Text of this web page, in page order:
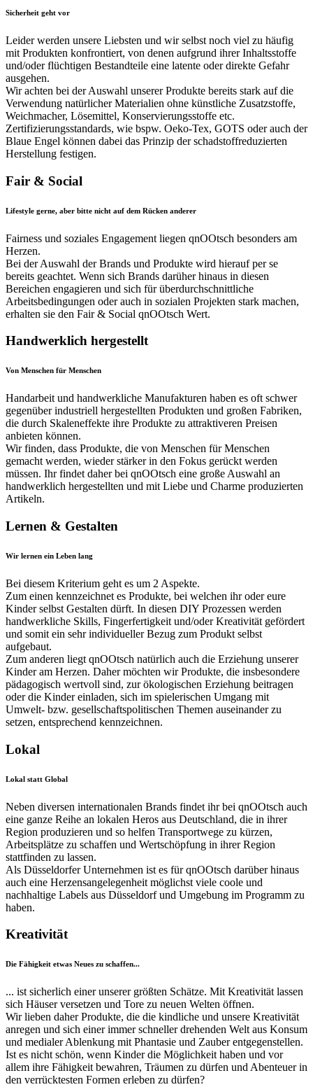
Sicherheit geht vor
Leider werden unsere Liebsten und wir selbst noch viel zu häufig
mit Produkten konfrontiert, von denen aufgrund ihrer Inhaltsstoffe
und/oder flüchtigen Bestandteile eine latente oder direkte Gefahr
ausgehen.
Wir achten bei der Auswahl unserer Produkte bereits stark auf die
Verwendung natürlicher Materialien ohne künstliche Zusatzstoffe,
Weichmacher, Lösemittel, Konservierungsstoffe etc.
Zertifizierungsstandards, wie bspw. Oeko-Tex, GOTS oder auch der
Blaue Engel können dabei das Prinzip der schadstoffreduzierten
Herstellung festigen.
Fair & Social
Lifestyle gerne, aber bitte nicht auf dem Rücken anderer
Fairness und soziales Engagement liegen qnOOtsch besonders am
Herzen.
Bei der Auswahl der Brands und Produkte wird hierauf per se
bereits geachtet. Wenn sich Brands darüher hinaus in diesen
Bereichen engagieren und sich für überdurchschnittliche
Arbeitsbedingungen oder auch in sozialen Projekten stark machen,
erhalten sie den Fair & Social qnOOtsch Wert.
Handwerklich hergestellt
Von Menschen für Menschen
Handarbeit und handwerkliche Manufakturen haben es oft schwer
gegenüber industriell hergestellten Produkten und großen Fabriken,
die durch Skaleneffekte ihre Produkte zu attraktiveren Preisen
anbieten können.
Wir finden, dass Produkte, die von Menschen für Menschen
gemacht werden, wieder stärker in den Fokus gerückt werden
müssen. Ihr findet daher bei qnOOtsch eine große Auswahl an
handwerklich hergestellten und mit Liebe und Charme produzierten
Artikeln.
Lernen & Gestalten
Wir lernen ein Leben lang
Bei diesem Kriterium geht es um 2 Aspekte.
Zum einen kennzeichnet es Produkte, bei welchen ihr oder eure
Kinder selbst Gestalten dürft. In diesen DIY Prozessen werden
handwerkliche Skills, Fingerfertigkeit und/oder Kreativität gefördert
und somit ein sehr individueller Bezug zum Produkt selbst
aufgebaut.
Zum anderen liegt qnOOtsch natürlich auch die Erziehung unserer
Kinder am Herzen. Daher möchten wir Produkte, die insbesondere
pädagogisch wertvoll sind, zur ökologischen Erziehung beitragen
oder die Kinder einladen, sich im spielerischen Umgang mit
Umwelt- bzw. gesellschaftspolitischen Themen auseinander zu
setzen, entsprechend kennzeichnen.
Lokal
Lokal statt Global
Neben diversen internationalen Brands findet ihr bei qnOOtsch auch
eine ganze Reihe an lokalen Heros aus Deutschland, die in ihrer
Region produzieren und so helfen Transportwege zu kürzen,
Arbeitsplätze zu schaffen und Wertschöpfung in ihrer Region
stattfinden zu lassen.
Als Düsseldorfer Unternehmen ist es für qnOOtsch darüber hinaus
auch eine Herzensangelegenheit möglichst viele coole und
nachhaltige Labels aus Düsseldorf und Umgebung im Programm zu
haben.
Kreativität
Die Fähigkeit etwas Neues zu schaffen...
... ist sicherlich einer unserer größten Schätze. Mit Kreativität lassen
sich Häuser versetzen und Tore zu neuen Welten öffnen.
Wir lieben daher Produkte, die die kindliche und unsere Kreativität
anregen und sich einer immer schneller drehenden Welt aus Konsum
und medialer Ablenkung mit Phantasie und Zauber entgegenstellen.
Ist es nicht schön, wenn Kinder die Möglichkeit haben und vor
allem ihre Fähigkeit bewahren, Träumen zu dürfen und Abenteuer in
den verrücktesten Formen erleben zu dürfen?